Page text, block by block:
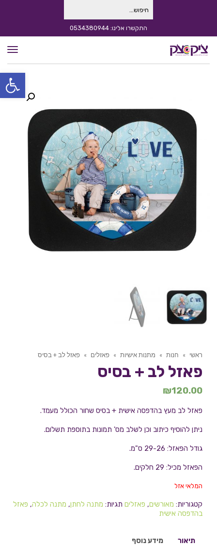
פתח
עבור: התקשרו אלינו: 0534380944
ראשי » חנות » מתנות אישיות » פאזלים » פאזל לב + בסיס
פאזל לב + בסיס
₪120.00
פאזל לב מעץ בהדפסה אישית + בסיס שחור הכולל מעמד.
ניתן להוסיף כיתוב וכן לשלב מס' תמונות בתוספת תשלום.
גודל הפאזל: 29-26 ס"מ.
הפאזל מכיל: 29 חלקים.
המלאי אזל
קטגוריות: מאורשים, פאזלים תגיות: מתנה לחתן, מתנה לכלה, פאזל
בהדפסה אישית
תיאור מידע נוסף